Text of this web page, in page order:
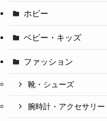
ホビー
ベビー・キッズ
ファッション
靴・シューズ
腕時計・アクセサリー